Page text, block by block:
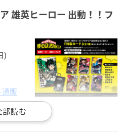
雄英ヒーロー 出動！！フ
)
販